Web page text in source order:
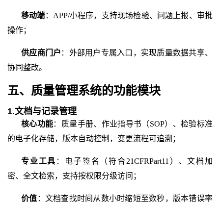
移动端 ： APP/小程序，支持现场检验、问题上报、审批
操作；
供应商门户 ：外部用户专属入口，实现质量数据共享、
协同整改。
五、质量管理系统的功能模块
1.文档与记录管理
核心功能：质量手册、作业指导书（SOP）、检验标准
的电子化存储，版本自动控制，变更流程可追溯；
专业工具 ：电子签名（符合21CFRPart11）、文档加
密、全文检索，支持按权限分级访问；
价值 ：文档查找时间从数小时缩短至数秒，版本错误率